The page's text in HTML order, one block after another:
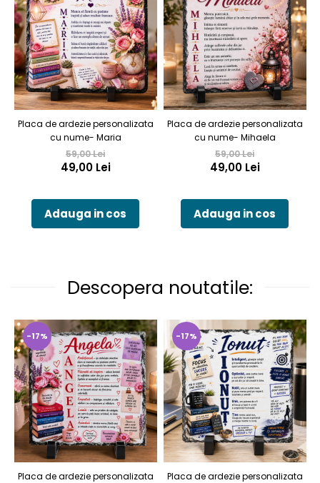
Placa de ardezie personalizata
cu nume- Maria
59,00 Lei
49,00 Lei
Adauga in cos
Placa de ardezie personalizata
cu nume- Mihaela
59,00 Lei
49,00 Lei
Adauga in cos
Descopera noutatile:
-17%
Placa de ardezie personalizata
-17%
Placa de ardezie personalizata